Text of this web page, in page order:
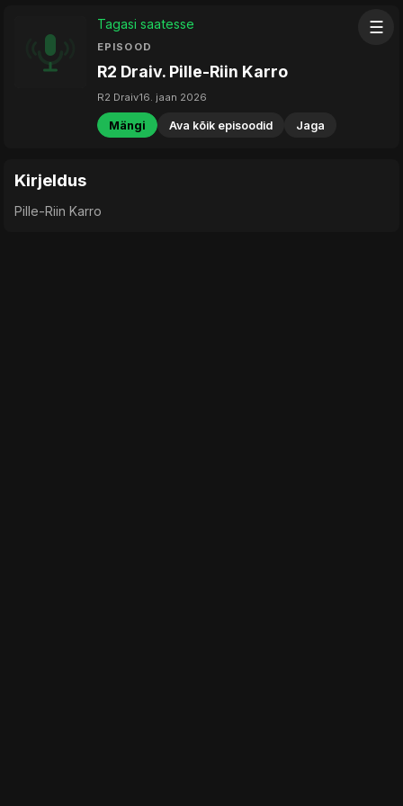
☰
Tagasi saatesse
EPISOOD
R2 Draiv. Pille-Riin Karro
R2 Draiv16. jaan 2026
Mängi Ava kõik episoodid Jaga
Kirjeldus
Pille-Riin Karro